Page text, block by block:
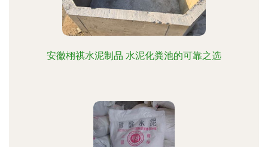
安徽栩祺水泥制品 水泥化粪池的可靠之选